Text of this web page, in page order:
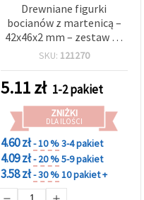
Drewniane figurki
bocianów z martenicą –
42x46x2 mm – zestaw 10
szt.
SKU: 121270
5.11zł 1-2 pakiet
ZNIŻKI
DLA ILOŚCI
4.60 zł- 10 %3-4 pakiet
4.09 zł- 20 %5-9 pakiet
3.58 zł- 30 %10 pakiet +